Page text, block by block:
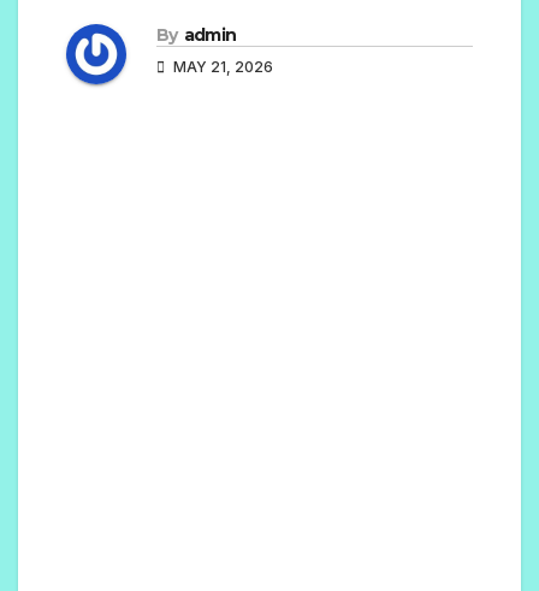
By admin
MAY 21, 2026